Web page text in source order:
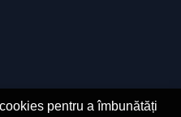
pentru a îmbunătăți